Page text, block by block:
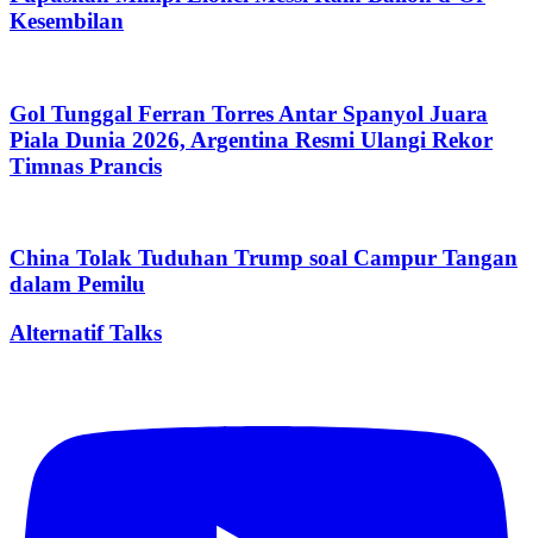
Kesembilan
Gol Tunggal Ferran Torres Antar Spanyol Juara
Piala Dunia 2026, Argentina Resmi Ulangi Rekor
Timnas Prancis
China Tolak Tuduhan Trump soal Campur Tangan
dalam Pemilu
Alternatif Talks